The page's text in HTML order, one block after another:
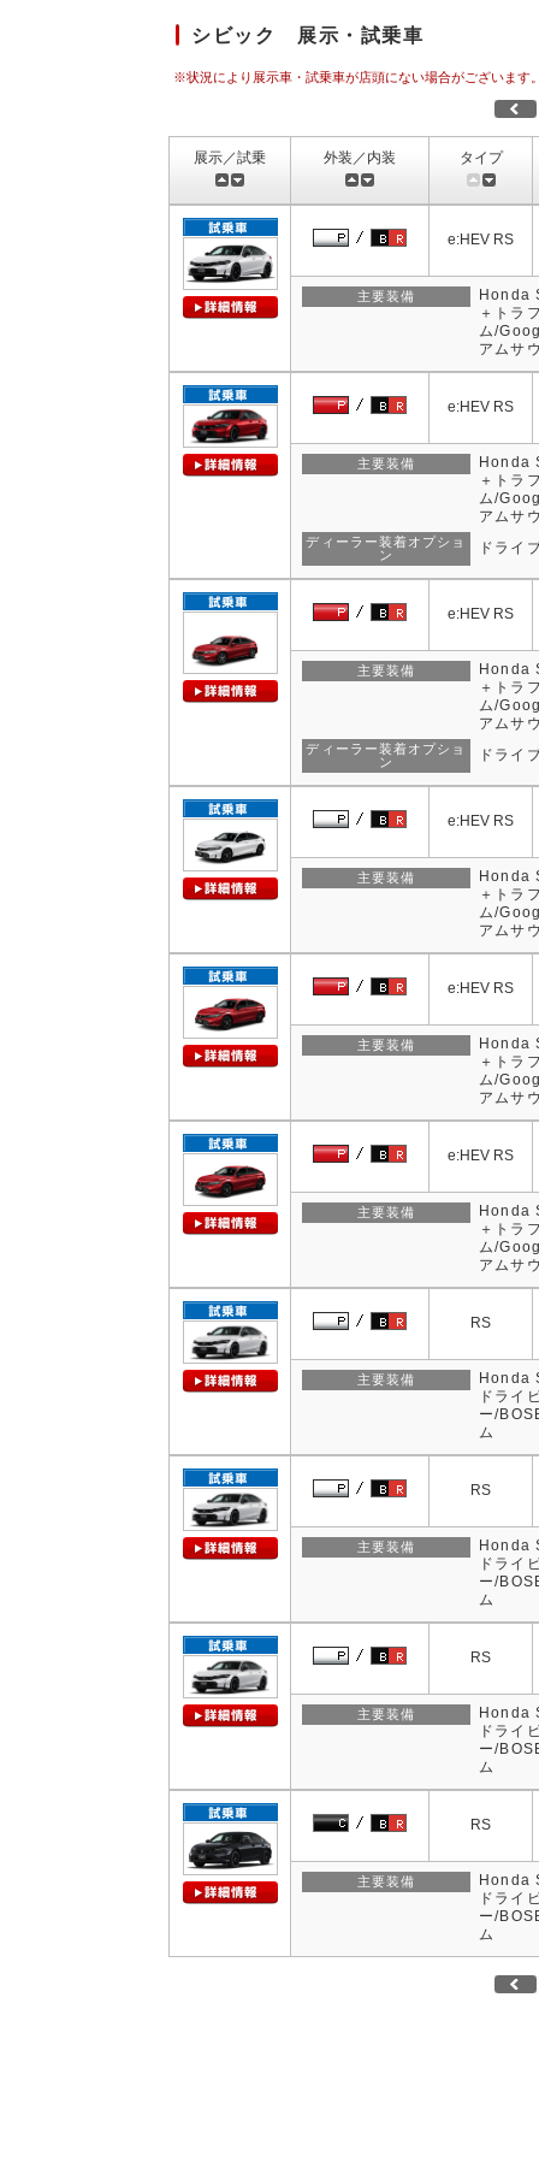
シビック 展示・試乗車
※状況により展示車・試乗車が店頭にない場合がございます
展示／試乗 外装／内装 タイプ
e:HEV RS
主要装備
Honda
＋トラ
ム/
アムサ
e:HEV RS
主要装備
Honda
＋トラ
ム/
アムサ
ディーラー装着オプショ
ン
ドライ
e:HEV RS
主要装備
Honda
＋トラ
ム/
アムサ
ディーラー装着オプショ
ン
ドライ
e:HEV RS
主要装備
Honda
＋トラ
ム/
アムサ
e:HEV RS
主要装備
Honda
＋トラ
ム/
アムサ
e:HEV RS
主要装備
Honda
＋トラ
ム/
アムサ
RS
主要装備
Honda
ドライ
ー/
ム
RS
主要装備
Honda
ドライ
ー/
ム
RS
主要装備
Honda
ドライ
ー/
ム
RS
主要装備
Honda
ドライ
ー/
ム